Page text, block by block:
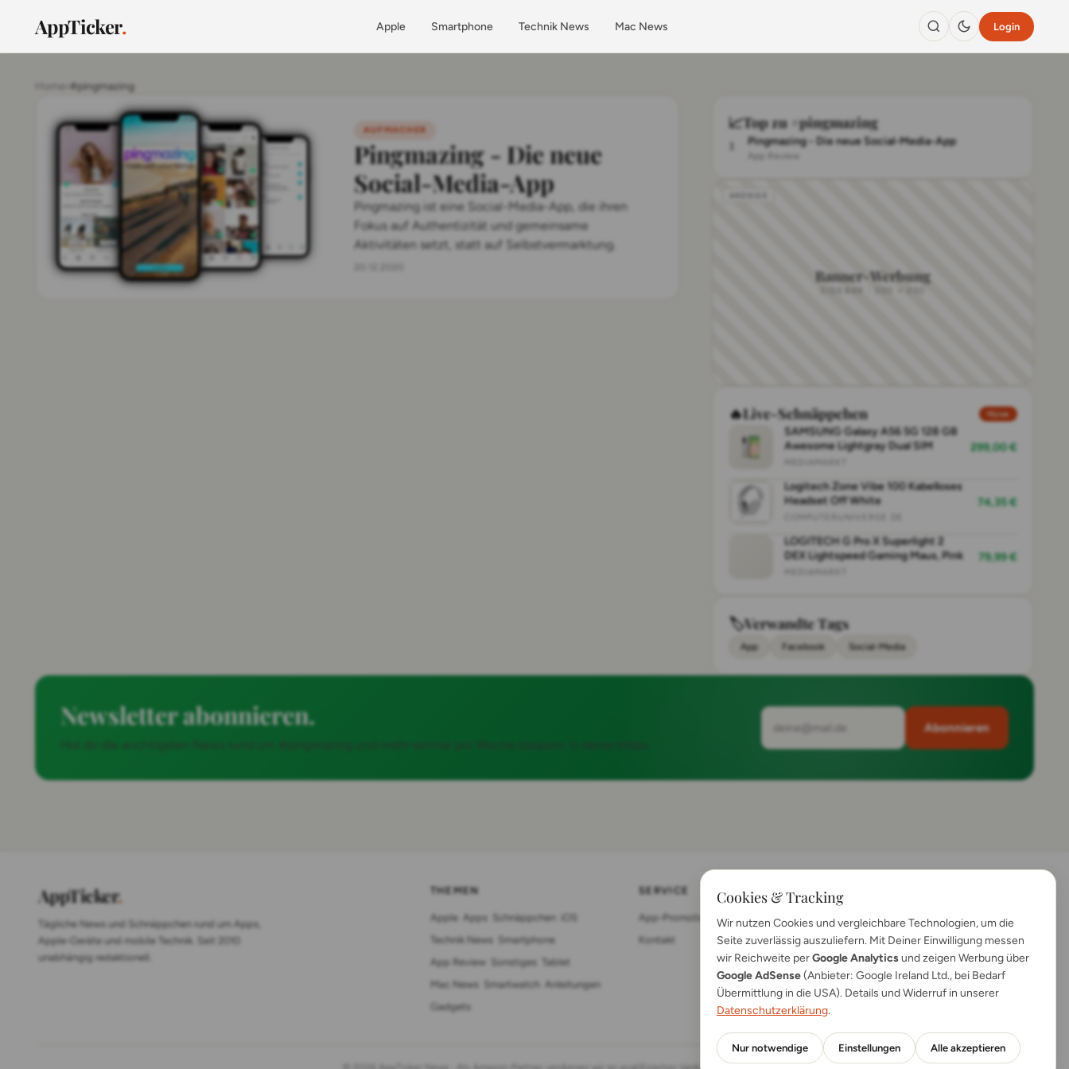
AppTicker. Apple Smartphone Technik News Mac News Login
Home #pingmazing
AUFMACHER
Pingmazing - Die neue
Social-Media-App
Pingmazing ist eine Social-Media-App, die ihren
Fokus auf Authentizität und gemeinsame
Aktivitäten setzt, statt auf Selbstvermarktung.
📈Top zu #pingmazing
1 Pingmazing - Die neue Social-Media-App
Banner-Werbung
🔥Live-Schnäppchen Live
SAMSUNG Galaxy A56 5G 128 GB
Awesome Lightgray Dual SIM
299,00 €
Logitech Zone Vibe 100 Kabelloses
Headset Off White
74,35 €
LOGITECH G Pro X Superlight 2
DEX Lightspeed Gaming Maus, Pink
79,99 €
🏷Verwandte Tags
App Facebook Social-Media
Newsletter abonnieren. Abonnieren
AppTicker.
Tägliche News und Schnäppchen rund um Apps,
Apple-Geräte und mobile Technik. Seit 2010
unabhängig redaktionell.
THEMEN
Apple Apps Schnäppchen
Technik News
Smartphone
App Review
Sonstiges
Tablet
Mac News
Smartwatch
Anleitungen
Gadgets
SERVICE
App-Promotion Detailsuche
FAQ
Kontakt
Impressum Kontakt
Datenschutz
App FAQs
Cookies & Tracking
Wir nutzen Cookies und vergleichbare Technologien, um die
Seite zuverlässig auszuliefern. Mit Deiner Einwilligung messen
wir Reichweite perGoogle Analyticsund zeigen Werbung über
Google AdSense(Anbieter: Google Ireland Ltd., bei Bedarf
Übermittlung in die USA). Details und Widerruf in unserer
Datenschutzerklärung.
Nur notwendige Einstellungen Alle akzeptieren